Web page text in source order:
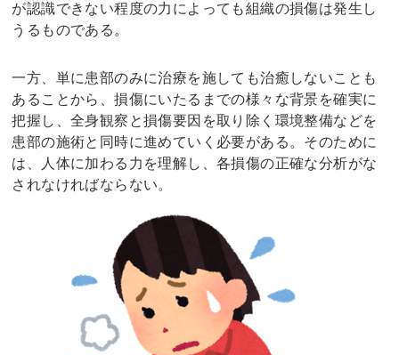
が認識できない程度の力によっても組織の損傷は発生し
うるものである。
一方、単に患部のみに治療を施しても治癒しないことも
あることから、損傷にいたるまでの様々な背景を確実に
把握し、全身観察と損傷要因を取り除く環境整備などを
患部の施術と同時に進めていく必要がある。そのために
は、人体に加わる力を理解し、各損傷の正確な分析がな
されなければならない。